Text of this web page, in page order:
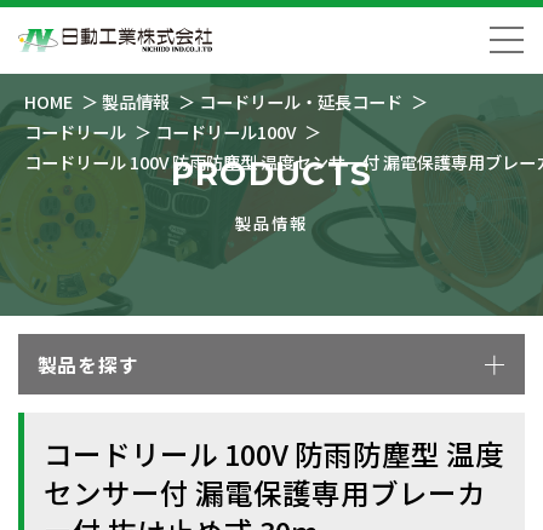
HOME 製品情報
コードリール・延長コード
コードリール
コードリール100V
コードリール 100V 防雨防塵型 温度センサー付 漏電保護専用ブレ
PRODUCTS
製品情報
製品を探す
コードリール 100V 防雨防塵型 温度
センサー付 漏電保護専用ブレーカ